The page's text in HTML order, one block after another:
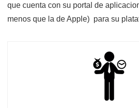
que cuenta con su portal de
menos que la de Apple) para su